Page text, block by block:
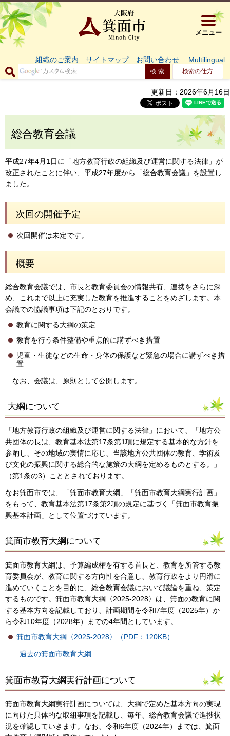
大阪府箕
メニュー
組織のご案内 サイトマップ お問い合わせ Multilingual
検索の仕方
更新日：2026年6月16日
総合教育会議
平成27年4月1日に「地方教育行政の組織及び運営に関する法律」が
改正されたことに伴い、平成27年度から「総合教育会議」を設置し
ました。
次回の開催予定
次回開催は未定です。
概要
総合教育会議では、市長と教育委員会の情報共有、連携をさらに深
め、これまで以上に充実した教育を推進することをめざします。本
会議での協議事項は下記のとおりです。
教育に関する大綱の策定
教育を行う条件整備や重点的に講ずべき措置
児童・生徒などの生命・身体の保護など緊急の場合に講ずべき措
置
なお、会議は、原則として公開します。
大綱について
「地方教育行政の組織及び運営に関する法律」において、「地方公
共団体の長は、教育基本法第17条第1項に規定する基本的な方針を
参酌し、その地域の実情に応じ、当該地方公共団体の教育、学術及
び文化の振興に関する総合的な施策の大綱を定めるものとする。」
（第1条の3）こととされております。
なお箕面市では、「箕面市教育大綱」「箕面市教育大綱実行計画」
をもって、教育基本法第17条第2項の規定に基づく「箕面市教育振
興基本計画」として位置づけています。
箕面市教育大綱について
箕面市教育大綱は、予算編成権を有する首長と、教育を所管する教
育委員会が、教育に関する方向性を合意し、教育行政をより円滑に
進めていくことを目的に、総合教育会議において議論を重ね、策定
するものです。箕面市教育大綱〈2025-2028〉は、箕面の教育に関
する基本方向を記載しており、計画期間を令和7年度（2025年）か
ら令和10年度（2028年）までの4年間としています。
箕面市教育大綱〈2025-2028〉（PDF：120KB）
過去の箕面市教育大綱
箕面市教育大綱実行計画について
箕面市教育大綱実行計画については、大綱で定めた基本方向の実現
に向けた具体的な取組事項を記載し、毎年、総合教育会議で進捗状
況を確認していきます。なお、令和6年度（2024年）までは、箕面